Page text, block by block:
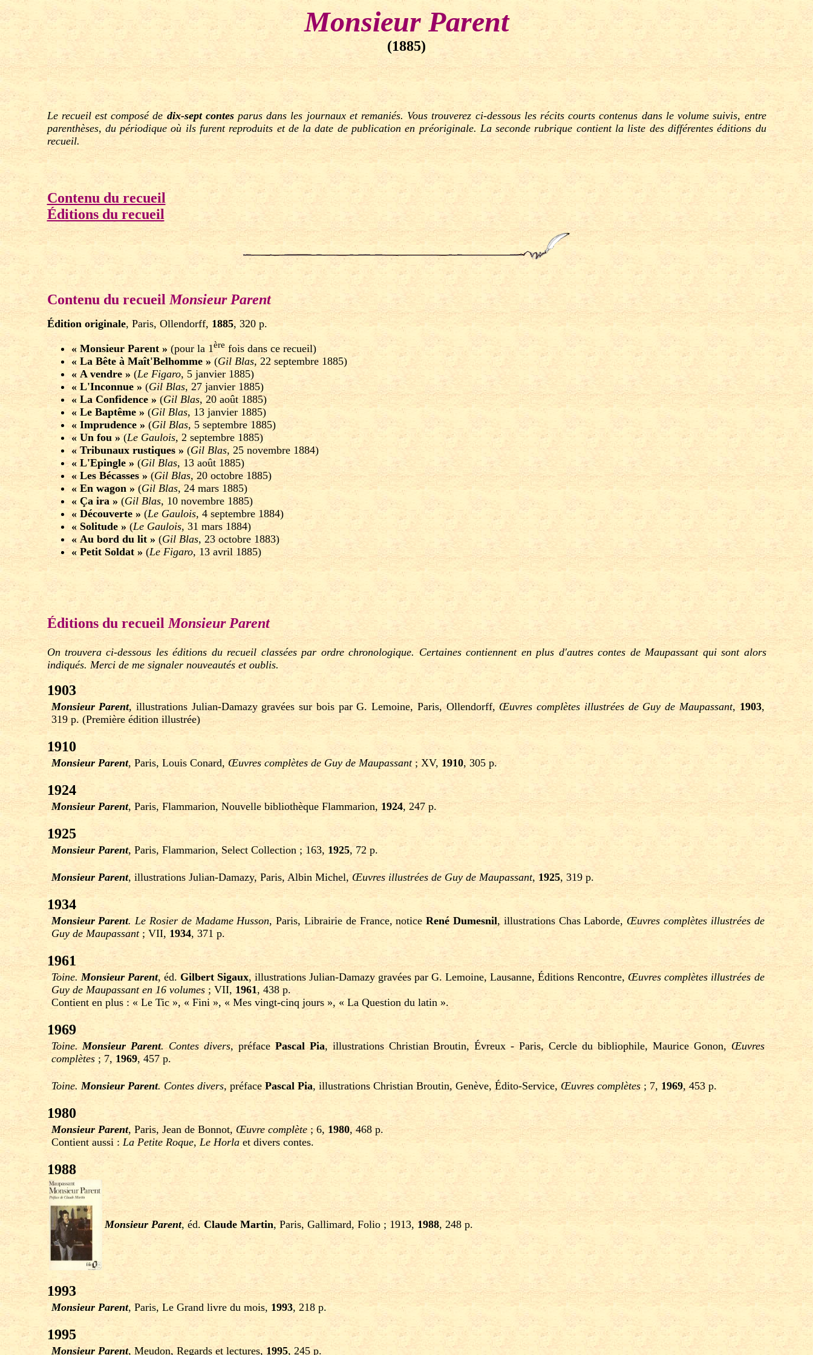
Monsieur Parent
(1885)
Le recueil est composé de dix-sept contesparus dans les journaux et remaniés. Vous trouverez ci-dessous les récits courts contenus dans le volume suivis, entre
parenthèses, du périodique où ils furent reproduits et de la date de publication en préoriginale. La seconde rubrique contient la liste des différentes éditions du
recueil.
Contenu du recueil
Éditions du recueil
Contenu du recueil Monsieur Parent
Édition originale, Paris, Ollendorff, 1885, 320 p.
« Monsieur Parent » (pour la 1ère fois dans ce recueil)
« La Bête à Maît'Belhomme » (Gil Blas, 22 septembre 1885)
« A vendre » (Le Figaro, 5 janvier 1885)
« L'Inconnue » (Gil Blas, 27 janvier 1885)
« La Confidence » (Gil Blas, 20 août 1885)
« Le Baptême » (Gil Blas, 13 janvier 1885)
« Imprudence »(Gil Blas, 5 septembre 1885)
« Un fou »(Le Gaulois, 2 septembre 1885)
« Tribunaux rustiques » (Gil Blas, 25 novembre 1884)
« L'Epingle » (Gil Blas, 13 août 1885)
« Les Bécasses »(Gil Blas, 20 octobre 1885)
« En wagon »(Gil Blas, 24 mars 1885)
« Ça ira » (Gil Blas, 10 novembre 1885)
« Découverte » (Le Gaulois, 4 septembre 1884)
« Solitude » (Le Gaulois, 31 mars 1884)
« Au bord du lit » (Gil Blas, 23 octobre 1883)
« Petit Soldat » (Le Figaro, 13 avril 1885)
Éditions du recueil Monsieur Parent
On trouvera ci-dessous les éditions du recueil classées par ordre chronologique. Certaines contiennent en plus d'autres contes de Maupassant qui sont alors
indiqués. Merci de me signaler nouveautés et oublis.
1903
Monsieur Parent, illustrations Julian-Damazy gravées sur bois par G. Lemoine, Paris, Ollendorff,Œuvres complètes illustrées de Guy de Maupassant, 1903,
319 p. (Première édition illustrée)
1910
Monsieur Parent, Paris, Louis Conard, Œuvres complètes de Guy de Maupassant; XV, 1910, 305 p.
1924
Monsieur Parent, Paris, Flammarion, Nouvelle bibliothèque Flammarion, 1924, 247 p.
1925
Monsieur Parent, Paris, Flammarion, Select Collection ; 163, 1925, 72 p.
Monsieur Parent, illustrations Julian-Damazy, Paris, Albin Michel,Œuvres illustrées de Guy de Maupassant, 1925, 319 p.
1934
Monsieur Parent. Le Rosier de Madame Husson, Paris, Librairie de France, noticeRené Dumesnil, illustrations Chas Laborde, Œuvres complètes illustrées de
Guy de Maupassant; VII, 1934, 371 p.
1961
Toine.Monsieur Parent, éd. Gilbert Sigaux, illustrations Julian-Damazy gravées par G. Lemoine, Lausanne, Éditions Rencontre,Œuvres complètes illustrées de
Guy de Maupassant en 16 volumes; VII, 1961, 438 p.
Contient en plus : « Le Tic », « Fini », « Mes vingt-cinq jours », « La Question du latin ».
1969
Toine.Monsieur Parent. Contes divers, préface Pascal Pia, illustrations Christian Broutin, Évreux - Paris, Cercle du bibliophile, Maurice Gonon, Œuvres
complètes; 7, 1969, 457 p.
Toine.Monsieur Parent. Contes divers, préfacePascal Pia, illustrations Christian Broutin, Genève, Édito-Service, Œuvres complètes; 7, 1969, 453 p.
1980
Monsieur Parent, Paris, Jean de Bonnot, Œuvre complète; 6, 1980, 468 p.
Contient aussi :La Petite Roque, Le Horlaet divers contes.
1988
Monsieur Parent, éd. Claude Martin, Paris, Gallimard, Folio ; 1913,1988, 248 p.
1993
Monsieur Parent, Paris, Le Grand livre du mois, 1993, 218 p.
1995
Monsieur Parent, Meudon, Regards et lectures,1995, 245 p.